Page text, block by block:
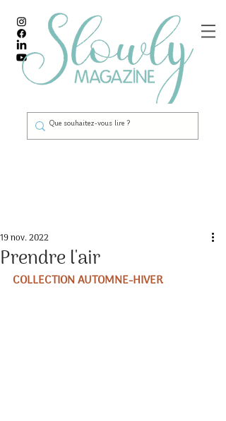
Prendre l'air
19 nov. 2022
COLLECTION AUTOMNE-HIVER